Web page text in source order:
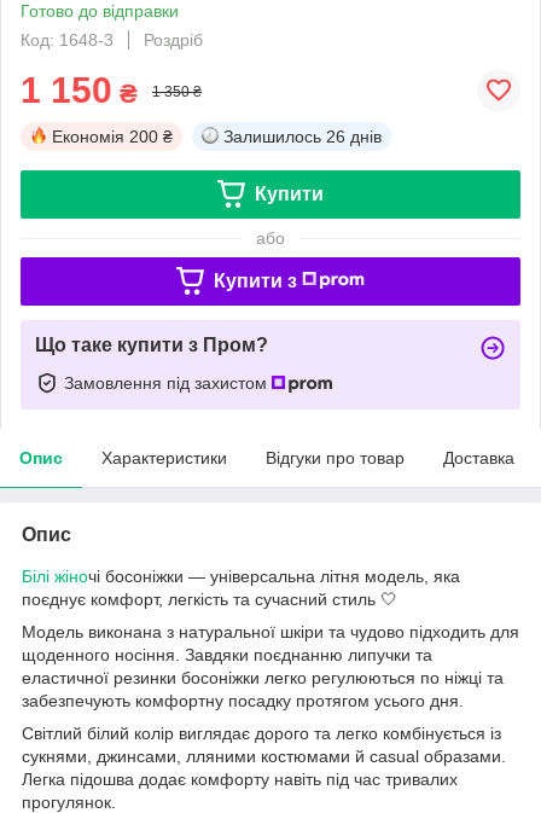
Готово до відправки
Код: 1648-3
Роздріб
1 150 ₴ 1 350 ₴
Економія 200 ₴ Залишилось 26 днів
Купити
або
Купити з
Що таке купити з Пром?
Замовлення під захистом
Опис Характеристики Відгуки про товар Доставка
Опис
Білі жіночі босоніжки — універсальна літня модель, яка
поєднує комфорт, легкість та сучасний стиль 🤍
Модель виконана з натуральної шкіри та чудово підходить для
щоденного носіння. Завдяки поєднанню липучки та
еластичної резинки босоніжки легко регулюються по ніжці та
забезпечують комфортну посадку протягом усього дня.
Світлий білий колір виглядає дорого та легко комбінується із
сукнями, джинсами, лляними костюмами й casual образами.
Легка підошва додає комфорту навіть під час тривалих
прогулянок.